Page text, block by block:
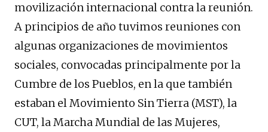
movilización internacional contra la reunión.
A principios de año tuvimos reuniones con
algunas organizaciones de movimientos
sociales, convocadas principalmente por la
Cumbre de los Pueblos, en la que también
estaban el Movimiento Sin Tierra (MST), la
CUT, la Marcha Mundial de las Mujeres,